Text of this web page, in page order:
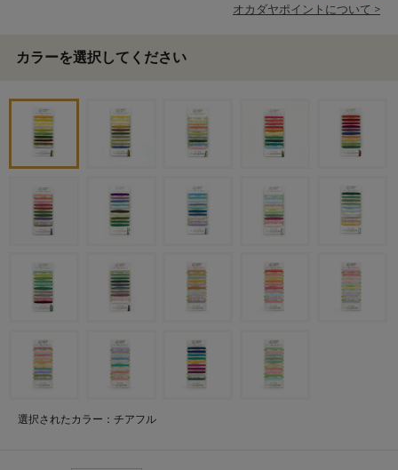
オカダヤポイントについて >
カラーを選択してください
選択されたカラー：チアフル